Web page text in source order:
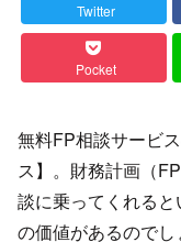
Twitter
Pocket
無料FP相談サービ
ス】​​。財務計画（
談に乗ってくれる
の価値があるので